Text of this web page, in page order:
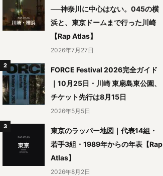
──神奈川に中心はない。045の横
浜と、東京ドームまで行った川崎
【Rap Atlas】
2026年7月27日
FORCE Festival 2026完全ガイド
｜10月25日・川崎 東扇島東公園、
チケット先行は8月15日
2026年5月5日
東京のラッパー地図｜代表14組・
若手3組・1989年からの年表【Rap
Atlas】
2026年8月2日